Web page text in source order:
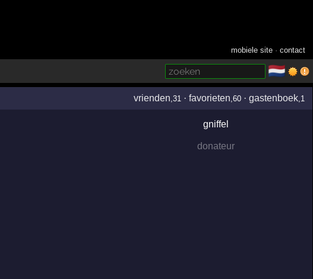
mobiele site ·contact
🇳🇱
vrienden ,31 ·favorieten ,60 ·gastenboek ,1
gniffel
donateur